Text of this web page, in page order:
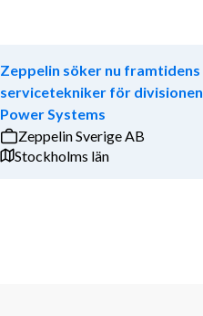
Zeppelin söker nu framtidens
servicetekniker för divisionen
Power Systems
Zeppelin Sverige AB
Stockholms län